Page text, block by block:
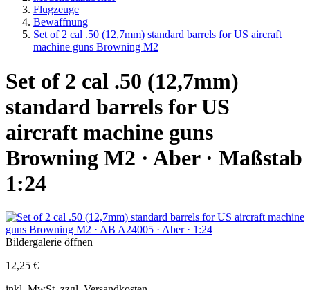
Flugzeuge
Bewaffnung
Set of 2 cal .50 (12,7mm) standard barrels for US aircraft
machine guns Browning M2
Set of 2 cal .50 (12,7mm)
standard barrels for US
aircraft machine guns
Browning M2 · Aber · Maßstab
1:24
Bildergalerie öffnen
12,25 €